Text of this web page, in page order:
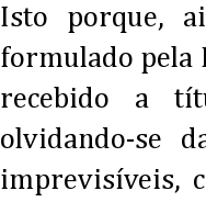
Isto porque,
formulado pela
recebido a
olvidando-se
imprevisíveis,